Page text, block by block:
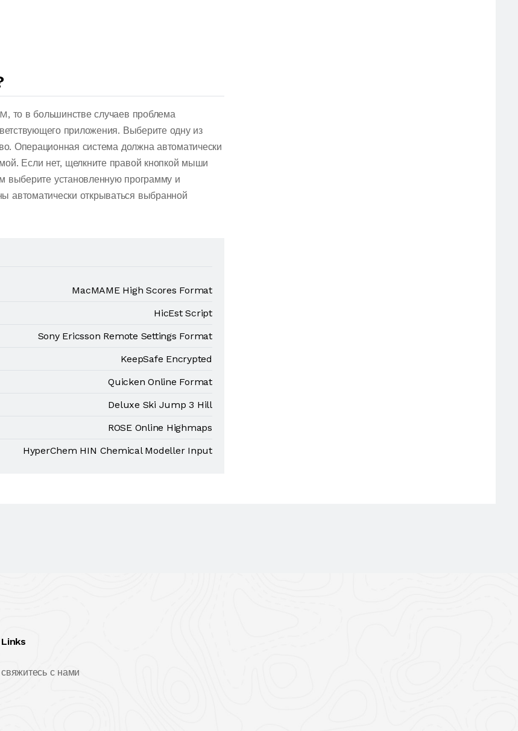
то в большинстве случаев проблема
приложения. Выберите одну из
Операционная система должна автоматически
Если нет, щелкните правой кнопкой мыши
выберите установленную программу и
автоматически открываться выбранной
MacMAME High Scores Format
HicEst Script
Sony Ericsson Remote Settings Format
KeepSafe Encrypted
Quicken Online Format
Deluxe Ski Jump 3 Hill
ROSE Online Highmaps
HyperChem HIN Chemical Modeller Input
Links
свяжитесь с нами